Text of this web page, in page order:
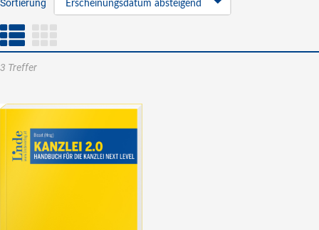
Sortierung Erscheinungsdatum absteigend
3 Treffer